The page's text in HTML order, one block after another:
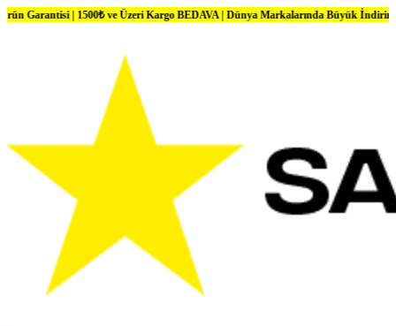
| 1500₺ ve Üzeri Kargo BEDAVA | Dünya Markalarında Büyük İndirimler